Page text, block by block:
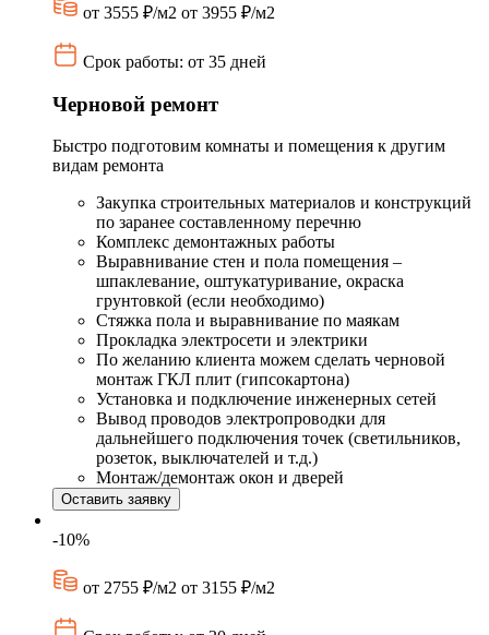
от 3555 ₽/м2 от 3955 ₽/м2
Срок работы: от 35 дней
Черновой ремонт
Быстро подготовим комнаты и помещения к другим
видам ремонта
Закупка строительных материалов и конструкций
по заранее составленному перечню
Комплекс демонтажных работы
Выравнивание стен и пола помещения –
шпаклевание, оштукатуривание, окраска
грунтовкой (если необходимо)
Стяжка пола и выравнивание по маякам
Прокладка электросети и электрики
По желанию клиента можем сделать черновой
монтаж ГКЛ плит (гипсокартона)
Установка и подключение инженерных сетей
Вывод проводов электропроводки для
дальнейшего подключения точек (светильников,
розеток, выключателей и т.д.)
Монтаж/демонтаж окон и дверей
Оставить заявку
-10%
от 2755 ₽/м2 от 3155 ₽/м2